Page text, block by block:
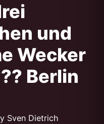
und
Wecker
Berlin
Sven Dietrich